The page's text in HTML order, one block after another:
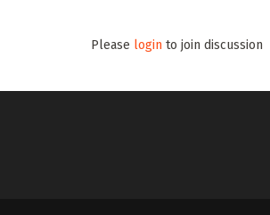
Please login to join discussion